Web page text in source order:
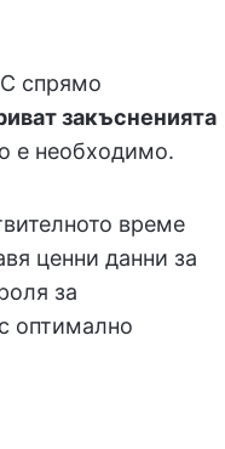
спрямо
закъсненията
е необходимо.
време
ценни данни за
за
оптимално